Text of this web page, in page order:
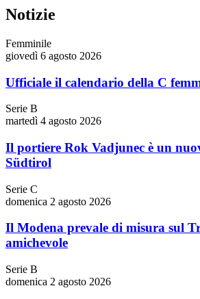
Notizie
Femminile
giovedì 6 agosto 2026
Ufficiale il calendario della C
Serie B
martedì 4 agosto 2026
Il portiere Rok Vadjunec è un
Südtirol
Serie C
domenica 2 agosto 2026
Il Modena prevale di misura sul
amichevole
Serie B
domenica 2 agosto 2026